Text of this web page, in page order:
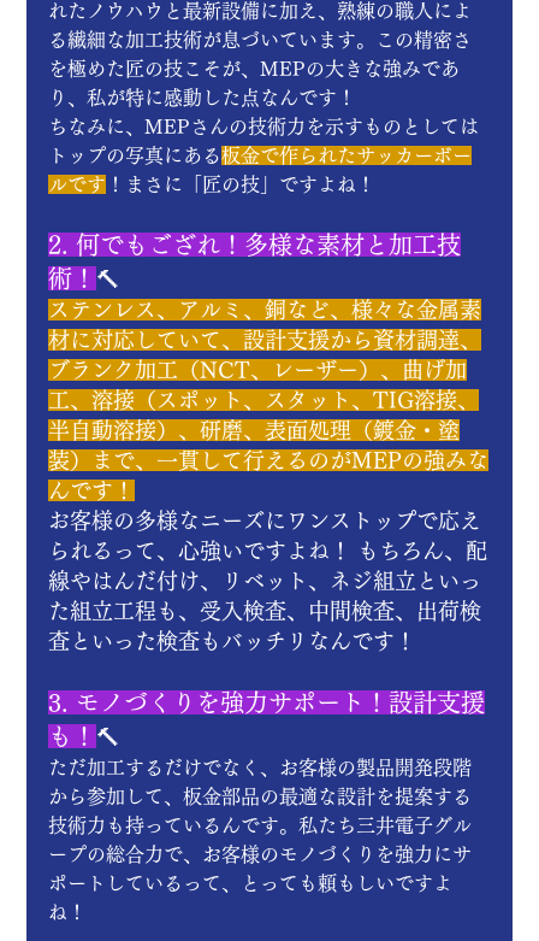
れたノウハウと最新設備に加え、熟練の職人によ
る繊細な加工技術が息づいています。この精密さ
を極めた匠の技こそが、MEPの大きな強みであ
り、私が特に感動した点なんです！
ちなみに、MEPさんの技術力を示すものとしては
トップの写真にある板金で作られたサッカーボー
ルです ！まさに「匠の技」ですよね！
2. 何でもござれ！多様な素材と加工技
術！ 🔨
ステンレス、アルミ、銅など、様々な金属素
材に対応していて、設計支援から資材調達、
ブランク加工（NCT、レーザー）、曲げ加
工、溶接（スポット、スタット、TIG溶接、
半自動溶接）、研磨、表面処理（鍍金・塗
装）まで、一貫して行えるのがMEPの強みな
んです！
お客様の多様なニーズにワンストップで応え
られるって、心強いですよね！ もちろん、配
線やはんだ付け、リベット、ネジ組立といっ
た組立工程も、受入検査、中間検査、出荷検
査といった検査もバッチリなんです！
3. モノづくりを強力サポート！設計支援
も！ 🔨
ただ加工するだけでなく、お客様の製品開発段階
から参加して、板金部品の最適な設計を提案する
技術力も持っているんです。私たち三井電子グル
ープの総合力で、お客様のモノづくりを強力にサ
ポートしているって、とっても頼もしいですよ
ね！